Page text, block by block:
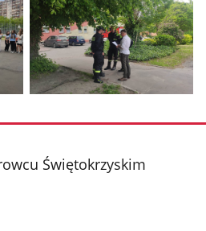
zdjęcie
galerii.
Świętokrzyskim